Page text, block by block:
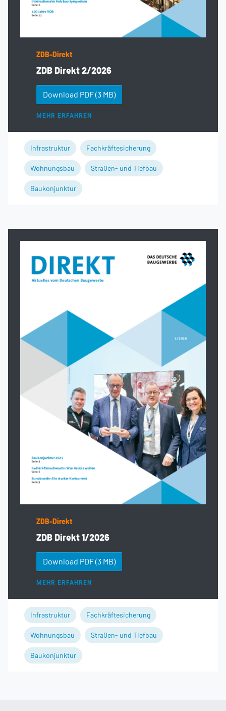
ZDB-Direkt
ZDB Direkt 2/2026
Download PDF(3 MB)
MEHR ERFAHREN
Infrastruktur Fachkräftesicherung
Wohnungsbau Straßen- und Tiefbau
Baukonjunktur
ZDB-Direkt
ZDB Direkt 1/2026
Download PDF(3 MB)
MEHR ERFAHREN
Infrastruktur Fachkräftesicherung
Wohnungsbau Straßen- und Tiefbau
Baukonjunktur